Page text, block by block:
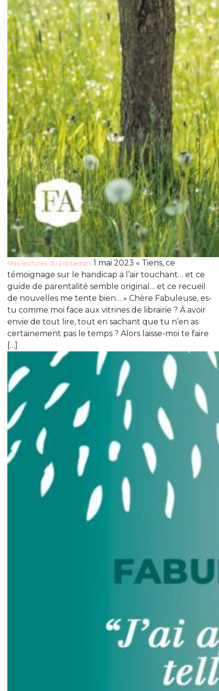
Mes lectures du printemps 1 mai 2023 « Tiens, ce
témoignage sur le handicap a l’air touchant… et ce
guide de parentalité semble original… et ce recueil
de nouvelles me tente bien… » Chère Fabuleuse, es-
tu comme moi face aux vitrines de librairie ? À avoir
envie de tout lire, tout en sachant que tu n’en as
certainement pas le temps ? Alors laisse-moi te faire
[…]